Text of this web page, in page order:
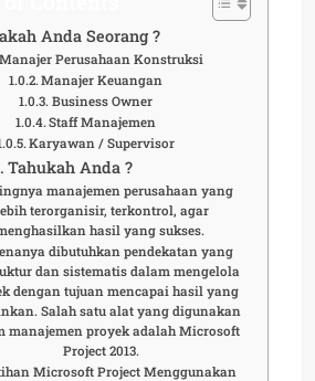
Anda Seorang ?
Manajer Perusahaan Konstruksi
Manajer Keuangan
Business Owner
Staff Manajemen
Karyawan / Supervisor
Tahukah Anda ?
manajemen perusahaan yang
terorganisir, terkontrol, agar
hasil yang sukses.
dibutuhkan pendekatan yang
dan sistematis dalam mengelola
dengan tujuan mencapai hasil yang
Salah satu alat yang digunakan
manajemen proyek adalah Microsoft
Project 2013.
Microsoft Project Menggunakan